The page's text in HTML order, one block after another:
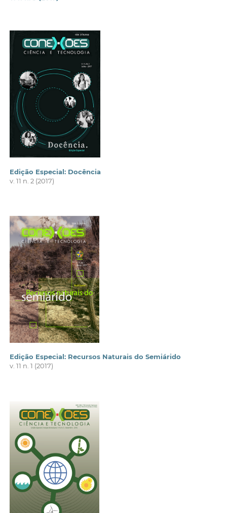
Edição Especial: Docência
v. 11 n. 2 (2017)
Edição Especial: Recursos Naturais do Semiárido
v. 11 n. 1 (2017)